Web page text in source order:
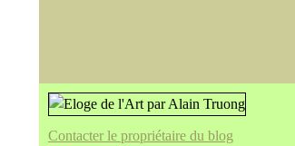
Contacter le propriétaire du blog